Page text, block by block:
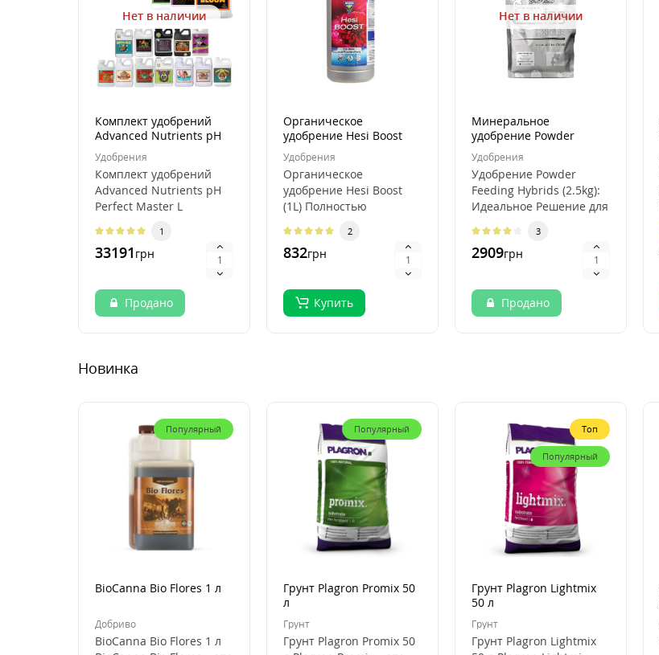
Нет в наличии
Комплект удобрений
Advanced Nutrients pH
Perfect Master L
Удобрения
Комплект удобрений
Advanced Nutrients pH
Perfect Master L
Advanced Nutrients p..
1
33191 грн
Продано
Органическое
удобрение Hesi Boost
(1L)
Удобрения
Органическое
удобрение Hesi Boost
(1L) Полностью
ускоритель цветения
для интенсифика..
2
832грн
Купить
Нет в наличии
Минеральное
удобрение Powder
Feeding Hybrids (2.5kg)
Удобрения
Удобрение Powder
Feeding Hybrids (2.5kg):
Идеальное Решение для
Функциональность..
3
2909грн
Продано
Новинка
Популярный
BioCanna Bio Flores 1 л
Добриво
BioCanna Bio Flores 1 л
Популярный
Грунт Plagron Promix 50
л
Грунт
Грунт Plagron Promix 50
Топ
Популярный
Грунт Plagron Lightmix
50 л
Грунт
Грунт Plagron Lightmix